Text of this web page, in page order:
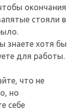
окончания
стояли в
знаете хотя бы
для работы.
что не
но
себе